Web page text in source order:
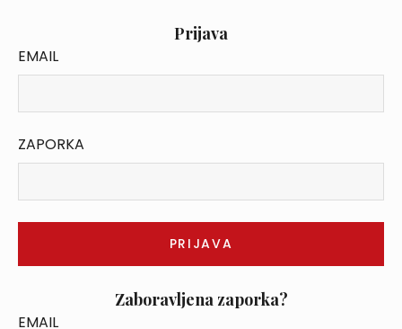
Prijava
EMAIL
ZAPORKA
Zaboravljena zaporka?
EMAIL